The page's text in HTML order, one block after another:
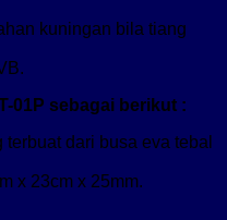
kuningan bila tiang
01P sebagai berikut :
dari busa eva tebal
x 23cm x 25mm.